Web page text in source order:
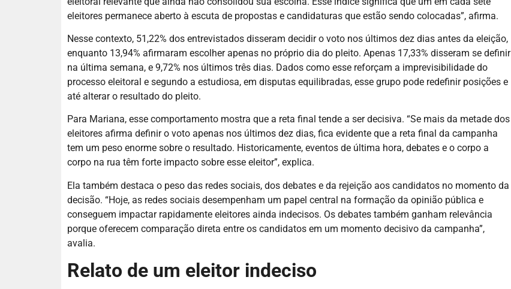
eleitores permanece aberto à escuta de propostas e candidaturas que estão sendo colocadas”, afirma.
Nesse contexto, 51,22% dos entrevistados disseram decidir o voto nos últimos dez dias antes da eleição,
enquanto 13,94% afirmaram escolher apenas no próprio dia do pleito. Apenas 17,33% disseram se definir
na última semana, e 9,72% nos últimos três dias. Dados como esse reforçam a imprevisibilidade do
processo eleitoral e segundo a estudiosa, em disputas equilibradas, esse grupo pode redefinir posições e
até alterar o resultado do pleito.
Para Mariana, esse comportamento mostra que a reta final tende a ser decisiva. “Se mais da metade dos
eleitores afirma definir o voto apenas nos últimos dez dias, fica evidente que a reta final da campanha
tem um peso enorme sobre o resultado. Historicamente, eventos de última hora, debates e o corpo a
corpo na rua têm forte impacto sobre esse eleitor”, explica.
Ela também destaca o peso das redes sociais, dos debates e da rejeição aos candidatos no momento da
decisão. “Hoje, as redes sociais desempenham um papel central na formação da opinião pública e
conseguem impactar rapidamente eleitores ainda indecisos. Os debates também ganham relevância
porque oferecem comparação direta entre os candidatos em um momento decisivo da campanha”,
avalia.
Relato de um eleitor indeciso